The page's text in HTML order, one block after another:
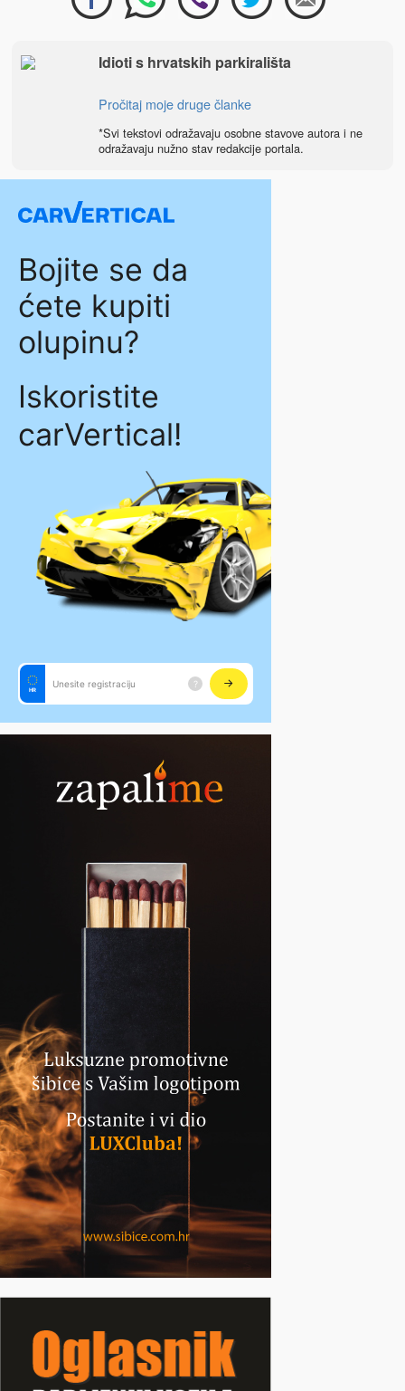
Idioti s hrvatskih parkirališta
Pročitaj moje druge članke
*Svi tekstovi odražavaju osobne stavove autora i ne
odražavaju nužno stav redakcije portala.